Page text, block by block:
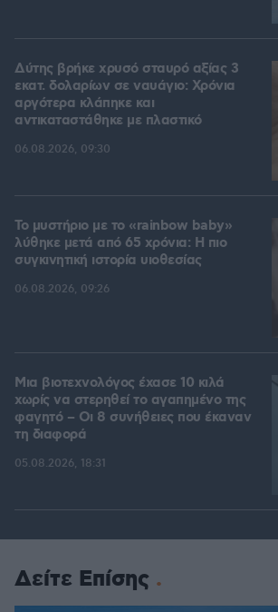
Δύτης βρήκε χρυσό σταυρό αξίας 3
εκατ. δολαρίων σε ναυάγιο: Χρόνια
αργότερα κλάπηκε και
αντικαταστάθηκε με πλαστικό
06.08.2026, 09:30
Το μυστήριο με το «rainbow baby»
λύθηκε μετά από 65 χρόνια: Η πιο
συγκινητική ιστορία υιοθεσίας
06.08.2026, 09:26
Μια βιοτεχνολόγος έχασε 10 κιλά
χωρίς να στερηθεί το αγαπημένο της
φαγητό – Οι 8 συνήθειες που έκαναν
τη διαφορά
05.08.2026, 18:31
Δείτε Επίσης